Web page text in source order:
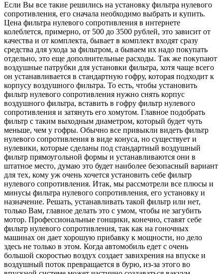
Если Вы все такие решились на установку фильтра нулевого
сопротивления, его сначала необходимо выбрать и купить.
Цена фильтра нулевого сопротивления в интернете
колеблется, примерно, от 500 до 3500 рублей, это зависит от
качества и от комплекта, бывает в комплект входят сразу
средства для ухода за фильтром, а бываем их надо покупать
отдельно, это еще дополнительные расходы. Так же покупают
воздушные патрубки для установки фильтра, хотя чаще всего
он устанавливается в стандартную гофру, которая подходит к
корпусу воздушного фильтра. То есть, чтобы установить
фильтр нулевого сопротивления нужно снять корпус
воздушного фильтра, вставить в гофру фильтр нулевого
сопротивления и затянуть его хомутом. Главное подобрать
фильтр с таким выходным диаметром, который будет чуть
меньше, чем у гофры. Обычно все привыкли видеть фильтр
нулевого сопротивления в виде конуса, но существует и
нулевики, которые сделаны под стандартный воздушный
фильтр прямоугольной формы и устанавливаются они в
штатное место, думаю это будет наиболее безопасный вариант
для тех, кому уж очень хочется установить себе фильтр
нулевого сопротивления. Итак, мы рассмотрели все плюсы и
минусы фильтра нулевого сопротивления, его установку и
назначение. Решать, устанавливать такой фильтр или нет,
только Вам, главное делать это с умом, чтобы не загубить
мотор. Профессиональные гонщики, конечно, ставят себе
фильтр нулевого сопротивления, так как на гоночных
машинах он дает хорошую прибавку к мощности, но дело
здесь не только в этом. Когда автомобиль едет с очень
большой скоростью воздух создает завихрения на впуске и
воздушный поток превращается в бурю, из-за этого во